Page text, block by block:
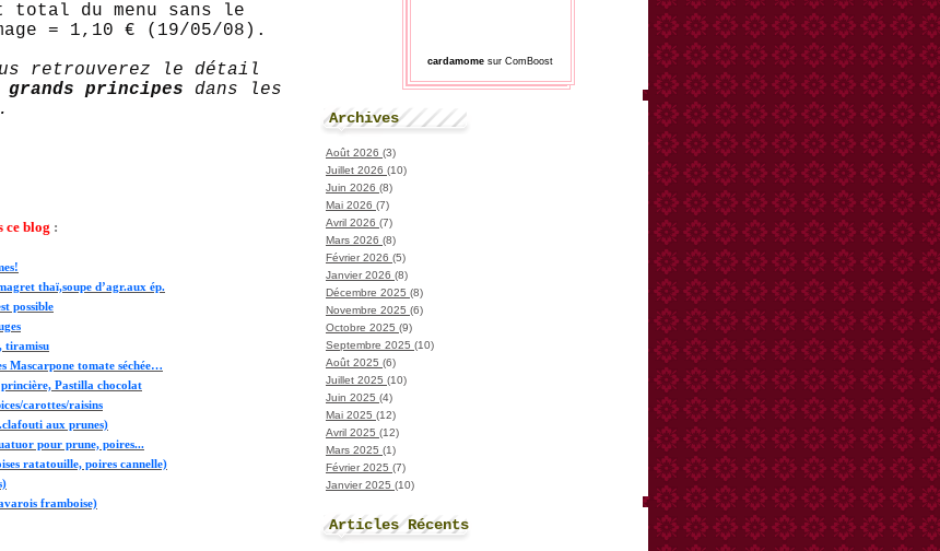
total du menu sans le
= 1,10 € (19/05/08).
retrouverez le détail
principes dans les
ce blog :
thaï,soupe d’agr.aux ép.
possible
tiramisu
Mascarpone tomate séchée…
Pastilla chocolat
carottes/raisins
aux prunes)
pour prune, poires...
ratatouille, poires cannelle)
framboise)
cardamome sur ComBoost
Archives
Août 2026 (3)
Juillet 2026 (10)
Juin 2026 (8)
Mai 2026 (7)
Avril 2026 (7)
Mars 2026 (8)
Février 2026 (5)
Janvier 2026 (8)
Décembre 2025 (8)
Novembre 2025 (6)
Octobre 2025 (9)
Septembre 2025 (10)
Août 2025 (6)
Juillet 2025 (10)
Juin 2025 (4)
Mai 2025 (12)
Avril 2025 (12)
Mars 2025 (1)
Février 2025 (7)
Janvier 2025 (10)
Articles Récents